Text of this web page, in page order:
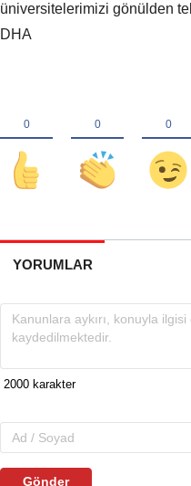
üniversitelerimizi gönülden
DHA
YORUMLAR
Gönder